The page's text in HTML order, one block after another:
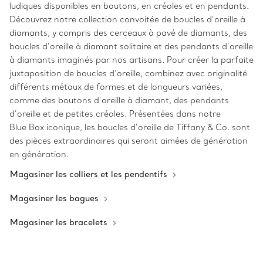
ludiques disponibles en boutons, en créoles et en pendants.
Découvrez notre collection convoitée de boucles d’oreille à
diamants, y compris des cerceaux à pavé de diamants, des
boucles d’oreille à diamant solitaire et des pendants d’oreille
à diamants imaginés par nos artisans. Pour créer la parfaite
juxtaposition de boucles d’oreille, combinez avec originalité
différents métaux de formes et de longueurs variées,
comme des boutons d’oreille à diamant, des pendants
d’oreille et de petites créoles. Présentées dans notre
Blue Box iconique, les boucles d’oreille de Tiffany & Co. sont
des pièces extraordinaires qui seront aimées de génération
en génération.
Magasiner les colliers et les pendentifs
Magasiner les bagues
Magasiner les bracelets